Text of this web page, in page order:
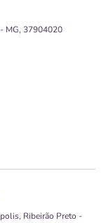
- MG, 37904020
Ribeirão Preto -